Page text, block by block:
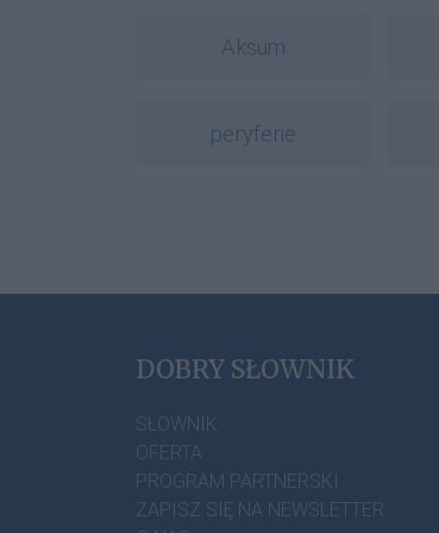
Aksum
peryferie
DOBRY SŁOWNIK
SŁOWNIK
OFERTA
PROGRAM PARTNERSKI
ZAPISZ SIĘ NA NEWSLETTER